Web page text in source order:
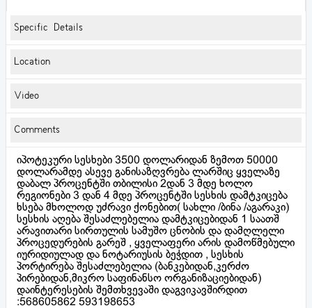
Specific Details
Location
Video
Comments
იპოტეკური სესხები 3500 დოლარიდან ზემოთ 50000
დოლარამდე ასევე განისაზღვრება ლარშიც ყველაზე
დაბალ პროცენტში თბილისი 2დან 3 მდე ხოლო
რეგიონები 3 დან 4 მდე პროცენტში სესხის დამტკიცება
ხსება მხოლოდ უძრავი ქონებით( სახლი /ბინა /აგარაკი)
სესხის აღება შესაძლებელია დამტკიცებიდან 1 საათშ
არავითარი სირთულის სამუშო ცნობის და დამღლელი
პროცედურების გარეშ , ყველაფერი არის დამოწმებული
იურიდიულად და ნოტარიუსის ბეჭდით , სესხის
პორტირება შესაძლებელია (ბანკებიდან,კერძო
პირებიდან,მიკრო საფინანსო ორგანიზაციებიდან)
დაინტერესების შემთხვევაში დაგვიკავშირდით
:568605862 593198653